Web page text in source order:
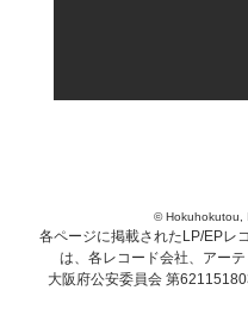
© Hokuhokutou,
各ページに掲載されたLP/EPレ
は、各レコード会社、アー
大阪府公安委員会 第